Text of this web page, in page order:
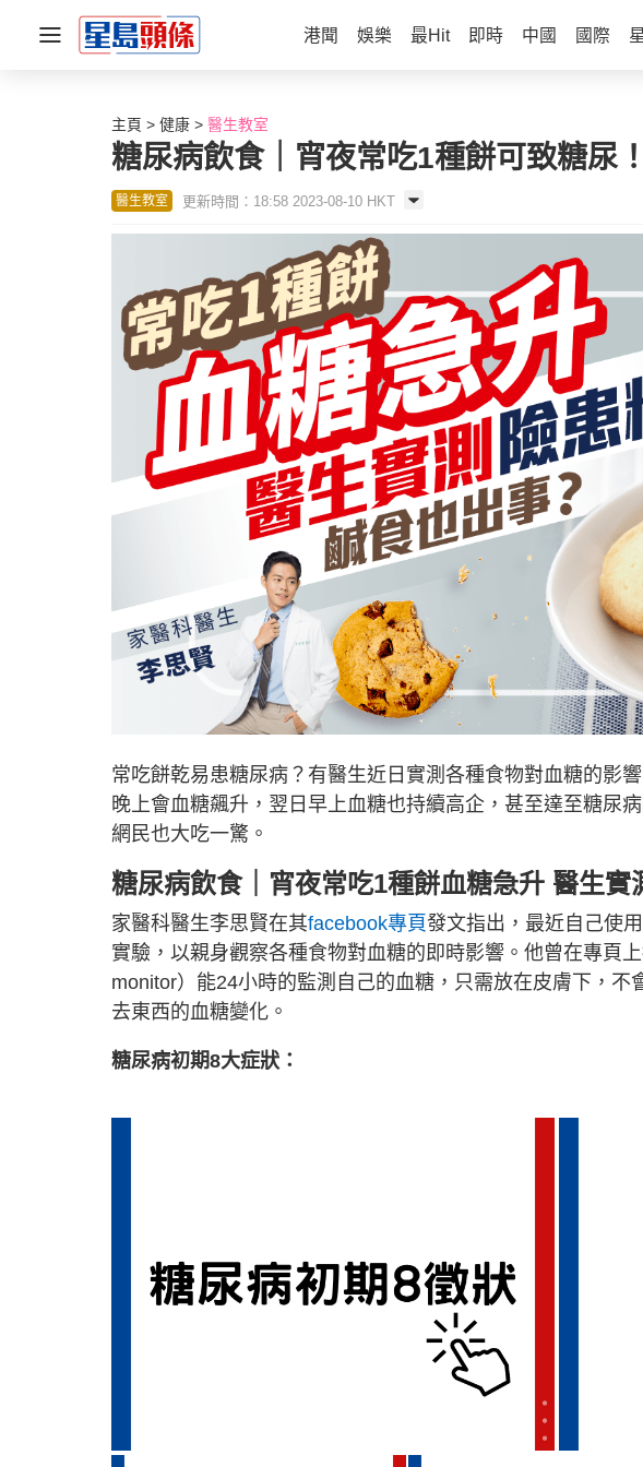
港聞 娛樂 最Hit 即時 中國 國際
主頁 健康 醫生教室
糖尿病飲食｜宵夜常吃1種餅可致糖尿
醫生教室 更新時間：18:58 2023-08-10 HKT
常吃餅乾易患糖尿病？有醫生近日實測各種食物對血糖的影
晚上會血糖飆升，翌日早上血糖也持續高企，甚至達至糖尿
網民也大吃一驚。
糖尿病飲食｜宵夜常吃1種餅血糖急升 醫生實
家醫科醫生李思賢在其facebook專頁發文指出，最近自己使
實驗，以親身觀察各種食物對血糖的即時影響。他曾在專頁
monitor）能24小時的監測自己的血糖，只需放在皮膚下，不
去東西的血糖變化。
糖尿病初期8大症狀：